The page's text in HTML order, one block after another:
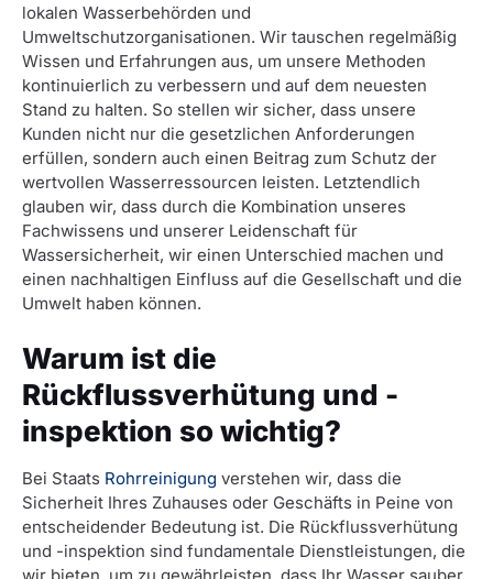
lokalen Wasserbehörden und
Umweltschutzorganisationen. Wir tauschen regelmäßig
Wissen und Erfahrungen aus, um unsere Methoden
kontinuierlich zu verbessern und auf dem neuesten
Stand zu halten. So stellen wir sicher, dass unsere
Kunden nicht nur die gesetzlichen Anforderungen
erfüllen, sondern auch einen Beitrag zum Schutz der
wertvollen Wasserressourcen leisten. Letztendlich
glauben wir, dass durch die Kombination unseres
Fachwissens und unserer Leidenschaft für
Wassersicherheit, wir einen Unterschied machen und
einen nachhaltigen Einfluss auf die Gesellschaft und die
Umwelt haben können.
Warum ist die
Rückflussverhütung und -
inspektion so wichtig?
Bei Staats Rohrreinigung verstehen wir, dass die
Sicherheit Ihres Zuhauses oder Geschäfts in Peine von
entscheidender Bedeutung ist. Die Rückflussverhütung
und -inspektion sind fundamentale Dienstleistungen, die